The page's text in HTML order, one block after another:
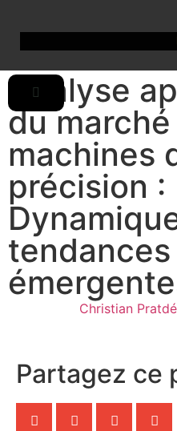
Analyse
du
machines
précision :
tendances
Christian Prat
Partagez ce